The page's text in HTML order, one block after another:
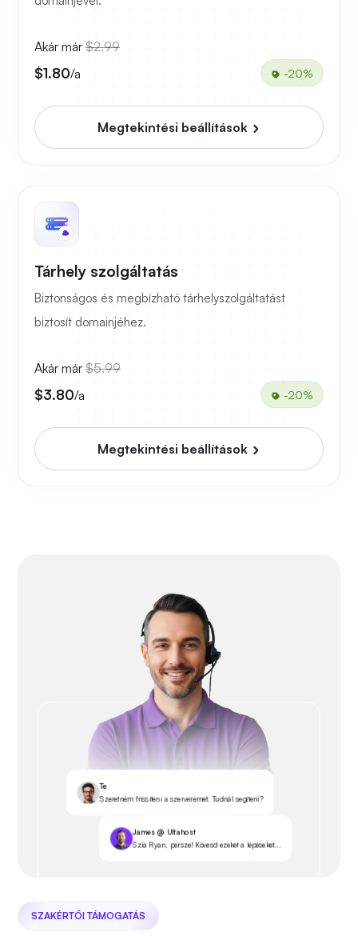
Akár már $2.99
$1.80/a -20%
Megtekintési beállítások
Tárhely szolgáltatás
Biztonságos és megbízható tárhelyszolgáltatást
biztosít domainjéhez.
Akár már $5.99
$3.80/a -20%
Megtekintési beállítások
Te
Szeretném frissíteni a szerveremet. Tudnál segíteni?
James @ Ultahost
Szia Ryan, persze! Kövesd ezeket a lépéseket...
SZAKÉRTŐI TÁMOGATÁS